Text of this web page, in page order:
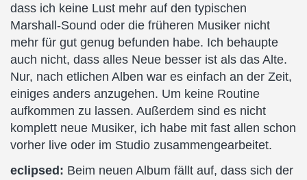
dass ich keine Lust mehr auf den typischen
Marshall-Sound oder die früheren Musiker nicht
mehr für gut genug befunden habe. Ich behaupte
auch nicht, dass alles Neue besser ist als das Alte.
Nur, nach etlichen Alben war es einfach an der Zeit,
einiges anders anzugehen. Um keine Routine
aufkommen zu lassen. Außerdem sind es nicht
komplett neue Musiker, ich habe mit fast allen schon
vorher live oder im Studio zusammengearbeitet.
eclipsed: Beim neuen Album fällt auf, dass sich der